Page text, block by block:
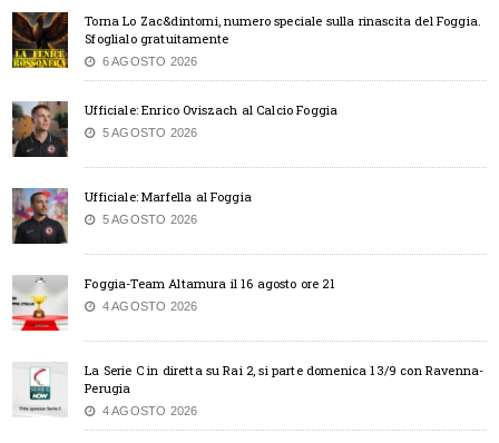
Torna Lo Zac&dintorni, numero speciale sulla rinascita del Foggia.
Sfoglialo gratuitamente
6 AGOSTO 2026
Ufficiale: Enrico Oviszach al Calcio Foggia
5 AGOSTO 2026
Ufficiale: Marfella al Foggia
5 AGOSTO 2026
Foggia-Team Altamura il 16 agosto ore 21
4 AGOSTO 2026
La Serie C in diretta su Rai 2, si parte domenica 13/9 con Ravenna-
Perugia
4 AGOSTO 2026